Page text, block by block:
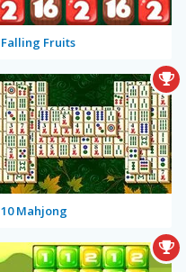
Falling Fruits
10 Mahjong